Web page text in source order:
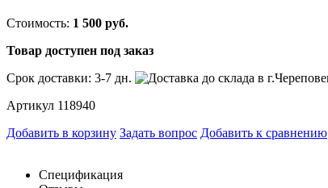
Стоимость: 1 500 руб.
Товар доступен под заказ
Срок доставки: 3-7 дн.
Артикул 118940
Добавить в корзину Задать вопрос Добавить к сравнению
Спецификация